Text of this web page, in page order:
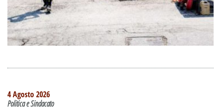
4 Agosto 2026
Politica e Sindacato